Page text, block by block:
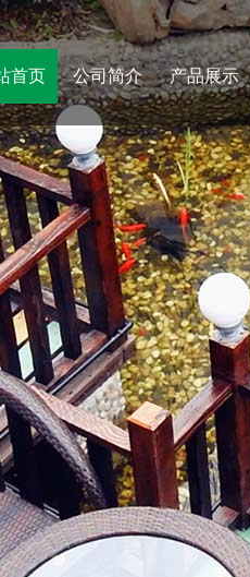
首页 公司简介 产品展示